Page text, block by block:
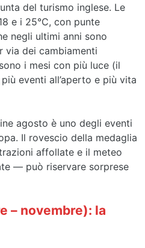
del turismo inglese. Le
e i 25°C, con punte
negli ultimi anni sono
via dei cambiamenti
i mesi con più luce (il
eventi all’aperto e più vita
agosto è uno degli eventi
Il rovescio della medaglia
affollate e il meteo
— può riservare sorprese
– novembre): la